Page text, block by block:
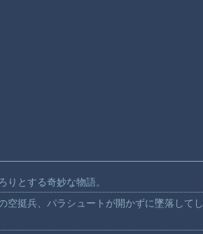
りとする奇妙な物語。
空挺兵、パラシュートが開かずに墜落してし